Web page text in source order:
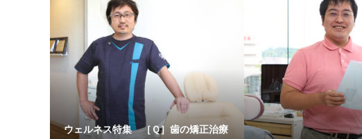
ウェルネス特集 ［Ｑ］歯の矯正治療